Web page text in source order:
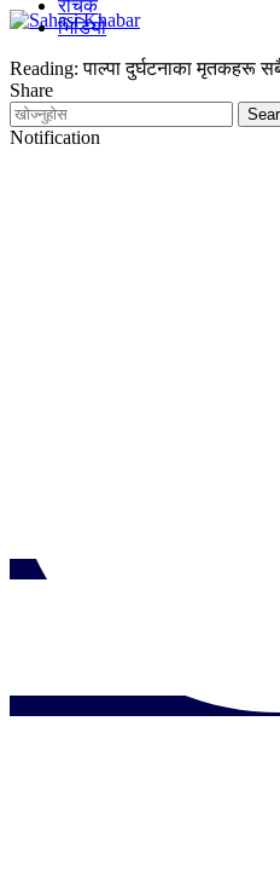
रोचक
भिडियो
Reading: पाल्पा दुर्घटनाका मृतकहरू
Share
Notification